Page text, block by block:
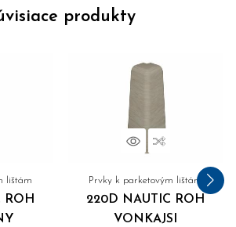
produkty
lištám
ROH
NáhľadPorovnať
Prvky k parketovým lištám
220D NAUTIC ROH
VONKAJSI